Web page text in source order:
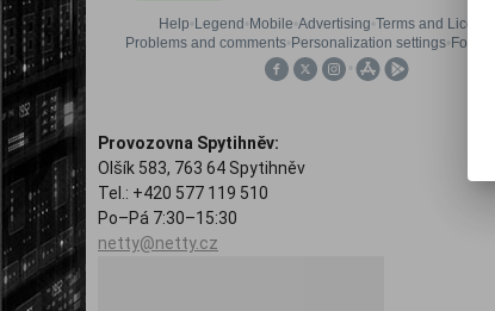
Provozovna Spytihněv:
Olšík 583, 763 64 Spytihněv
Tel.: +420 577 119 510
Po–Pá 7:30–15:30
netty@netty.cz